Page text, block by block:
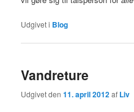
Udgivet i Blog
Vandreture
Udgivet den11. april 2012af Liv